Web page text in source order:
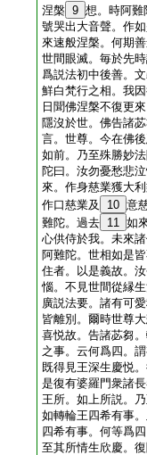
涅槃 9 想。時阿難
號哭出大音聲。作
來速般涅槃。何期
世間眼滅。毎於先
爲説法初中後善。
鮮白梵行之相。我
日聞佛涅槃不復更
隱沒於世。佛告諸
言。世尊。今在佛
如前。乃至殊勝妙
陀曰。汝勿憂愁悲
來。作身慈業獲大
作口慈業及
10 意
難陀。過去 11 如
心供侍於我。未來
阿難陀。世相如是
住者。以是義故。
惱。不見世間從縁
廣説法要。諸有可
皆離別。爾時世尊
喜悦故。告諸苾芻
之事。云何爲四。
既得見王深生慶悦
是復有婆羅門衆諸
王所。如上所説。
如轉輪王四希有事
四希有事。何等爲
至其所情生欣慶。